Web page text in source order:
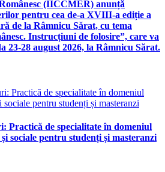
(IICCMER) anunță
pentru cea de-a XVIII-a ediție a
de la Râmnicu Sărat, cu tema
Instrucțiuni de folosire”, care va
23-28 august 2026, la Râmnicu Sărat.
Practică de specialitate în domeniul
sociale pentru studenți și masteranzi